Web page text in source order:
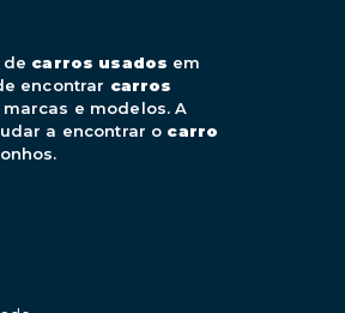
de carros usados em
encontrar carros
e modelos. A
a encontrar o carro